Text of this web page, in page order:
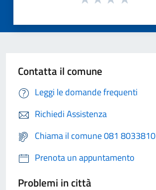
Contatta il comune
Leggi le domande frequenti
Richiedi Assistenza
Chiama il comune 081 8033810
Prenota un appuntamento
Problemi in città